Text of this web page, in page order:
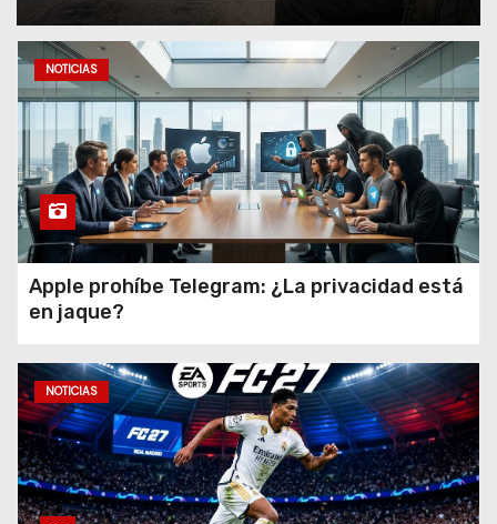
Descubre el Impactante
Cambio de WhatsApp Ahora
GTA VI sorprende con
precios impactantes:
¡Descúbrelo!
El Triunfo Inesperado de Sam
NOTICIAS
Apple prohíbe Telegram: ¿La privacidad está
en jaque?
NOTICIAS